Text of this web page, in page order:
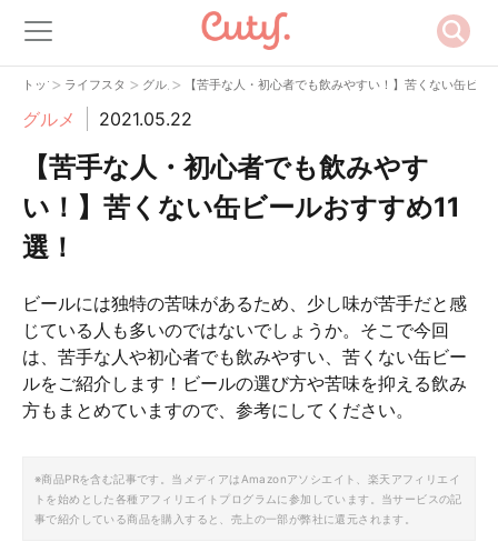
トップ
> ライフスタイル
> グルメ
> 【苦手な人・初心者でも飲みやすい！】苦くない缶ビー
グルメ 2021.05.22
【苦手な人・初心者でも飲みやす
い！】苦くない缶ビールおすすめ11
選！
ビールには独特の苦味があるため、少し味が苦手だと感
じている人も多いのではないでしょうか。そこで今回
は、苦手な人や初心者でも飲みやすい、苦くない缶ビー
ルをご紹介します！ビールの選び方や苦味を抑える飲み
方もまとめていますので、参考にしてください。
※商品PRを含む記事です。当メディアはAmazonアソシエイト、楽天アフィリエイ
トを始めとした各種アフィリエイトプログラムに参加しています。当サービスの記
事で紹介している商品を購入すると、売上の一部が弊社に還元されます。